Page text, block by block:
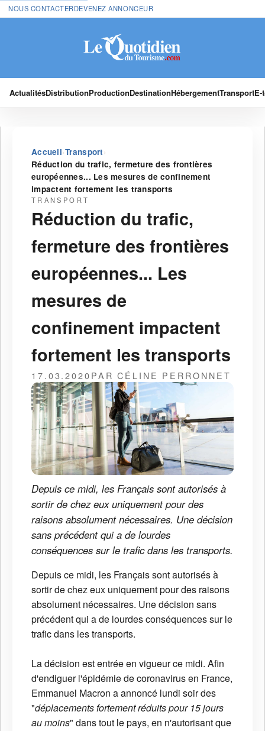
NOUS CONTACTERDEVENEZ ANNONCEUR
ActualitésDistributionProductionDestinationHébergementTransport
Accueil›Transport ›
Réduction du trafic, fermeture des frontières
européennes... Les mesures de confinement
impactent fortement les transports
TRANSPORT
Réduction du trafic,
fermeture des frontières
européennes... Les
mesures de
confinement impactent
fortement les transports
17.03.2020PAR CÉLINE PERRONNET
Depuis ce midi, les Français sont autorisés à
sortir de chez eux uniquement pour des
raisons absolument nécessaires. Une décision
sans précédent qui a de lourdes
conséquences sur le trafic dans les transports.
Depuis ce midi, les Français sont autorisés à
sortir de chez eux uniquement pour des raisons
absolument nécessaires. Une décision sans
précédent qui a de lourdes conséquences sur le
trafic dans les transports.
La décision est entrée en vigueur ce midi. Afin
d'endiguer l'épidémie de coronavirus en France,
Emmanuel Macron a annoncé lundi soir des
"déplacements fortement réduits pour 15 jours
au moins" dans tout le pays, en n'autorisant que